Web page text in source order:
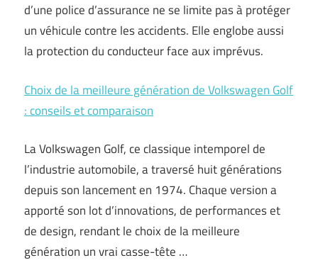
d’une police d’assurance ne se limite pas à protéger
un véhicule contre les accidents. Elle englobe aussi
la protection du conducteur face aux imprévus.
Choix de la meilleure génération de Volkswagen Golf
: conseils et comparaison
La Volkswagen Golf, ce classique intemporel de
l’industrie automobile, a traversé huit générations
depuis son lancement en 1974. Chaque version a
apporté son lot d’innovations, de performances et
de design, rendant le choix de la meilleure
génération un vrai casse-tête …